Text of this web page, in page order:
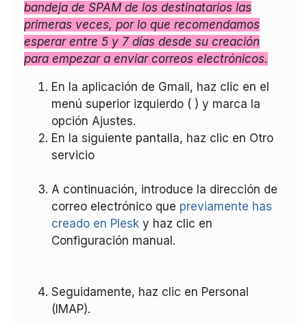
bandeja de SPAM de los destinatarios las
primeras veces, por lo que recomendamos
esperar entre 5 y 7 días desde su creación
para empezar a enviar correos electrónicos.
En la aplicación de Gmail, haz clic en el
menú superior izquierdo ( ) y marca la
opción Ajustes.
En la siguiente pantalla, haz clic en Otro
servicio
A continuación, introduce la dirección de
correo electrónico que previamente has
creado en Plesk y haz clic en
Configuración manual.
Seguidamente, haz clic en Personal
(IMAP).